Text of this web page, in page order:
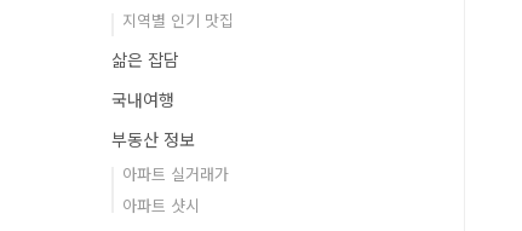
지역별 인기 맛집
삶은 잡담
국내여행
부동산 정보
아파트 실거래가
아파트 샷시